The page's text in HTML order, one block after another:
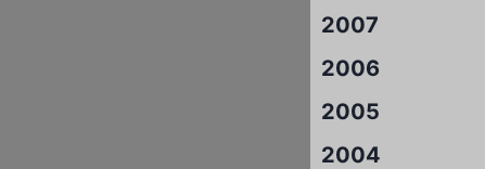
2007
2006
2005
2004